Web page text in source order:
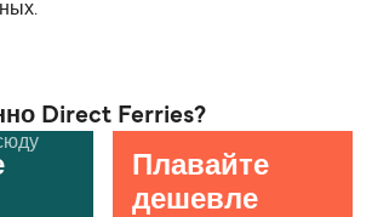
Direct Ferries?
Плавайте
дешевле